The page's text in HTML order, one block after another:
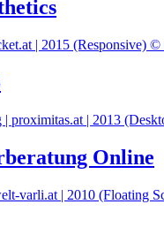
Online